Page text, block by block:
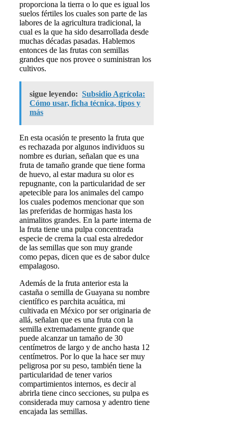
proporciona la tierra o lo que es igual los
suelos fértiles los cuales son parte de las
labores de la agricultura tradicional, la
cual es la que ha sido desarrollada desde
muchas décadas pasadas. Hablemos
entonces de las frutas con semillas
grandes que nos provee o suministran los
cultivos.
sigue leyendo: Subsidio Agrícola:
Cómo usar, ficha técnica, tipos y
más
En esta ocasión te presento la fruta que
es rechazada por algunos individuos su
nombre es durian, señalan que es una
fruta de tamaño grande que tiene forma
de huevo, al estar madura su olor es
repugnante, con la particularidad de ser
apetecible para los animales del campo
los cuales podemos mencionar que son
las preferidas de hormigas hasta los
animalitos grandes. En la parte interna de
la fruta tiene una pulpa concentrada
especie de crema la cual esta alrededor
de las semillas que son muy grande
como pepas, dicen que es de sabor dulce
empalagoso.
Además de la fruta anterior esta la
castaña o semilla de Guayana su nombre
científico es parchita acuática, mi
cultivada en México por ser originaria de
allá, señalan que es una fruta con la
semilla extremadamente grande que
puede alcanzar un tamaño de 30
centímetros de largo y de ancho hasta 12
centímetros. Por lo que la hace ser muy
peligrosa por su peso, también tiene la
particularidad de tener varios
compartimientos internos, es decir al
abrirla tiene cinco secciones, su pulpa es
considerada muy carnosa y adentro tiene
encajada las semillas.